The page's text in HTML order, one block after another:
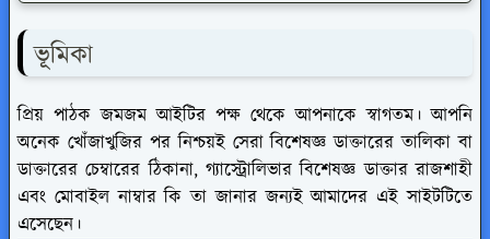
ভূমিকা
প্রিয় পাঠক জমজম আইটির পক্ষ থেকে আপনাকে স্বাগতম। আপনি
অনেক খোঁজাখুজির পর নিশ্চয়ই সেরা বিশেষজ্ঞ ডাক্তারের তালিকা বা
ডাক্তারের চেম্বারের ঠিকানা, গ্যাস্ট্রোলিভার বিশেষজ্ঞ ডাক্তার রাজশাহী
এবং মোবাইল নাম্বারকি তা জানার জন্যই আমাদের এই সাইটটিতে
এসেছেন।